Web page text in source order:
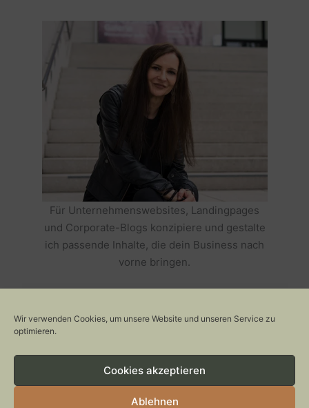
Wir verwenden Cookies, um unsere Website und unseren Service zu
optimieren.
Cookies akzeptieren
Ablehnen
Für Unternehmenswebsites, Landingpages
und Corporate-Blogs konzipiere und gestalte
ich passende Inhalte, die dein Business nach
vorne bringen.
ERFOLGREICH MACHEN >>
Copyright © 2026 Stylepeacock: Interior, Plants, Cats & Art